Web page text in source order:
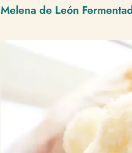
Melena de León